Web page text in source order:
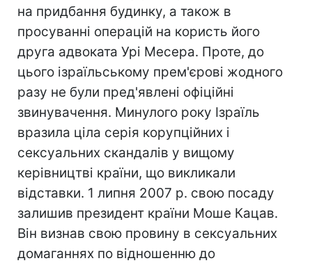
на придбання будинку, а також в
просуванні операцій на користь його
друга адвоката Урі Месера. Проте, до
цього ізраїльському прем'єрові жодного
разу не були пред'явлені офіційні
звинувачення. Минулого року Ізраїль
вразила ціла серія корупційних і
сексуальних скандалів у вищому
керівництві країни, що викликали
відставки. 1 липня 2007 р. свою посаду
залишив президент країни Моше Кацав.
Він визнав свою провину в сексуальних
домаганнях по відношенню до